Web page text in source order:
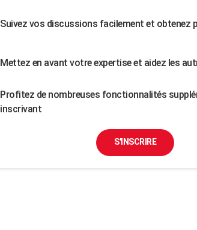
Suivez vos discussions facilement et obtenez
Mettez en avant votre expertise et aidez les
Profitez de nombreuses fonctionnalités
inscrivant
S'INSCRIRE